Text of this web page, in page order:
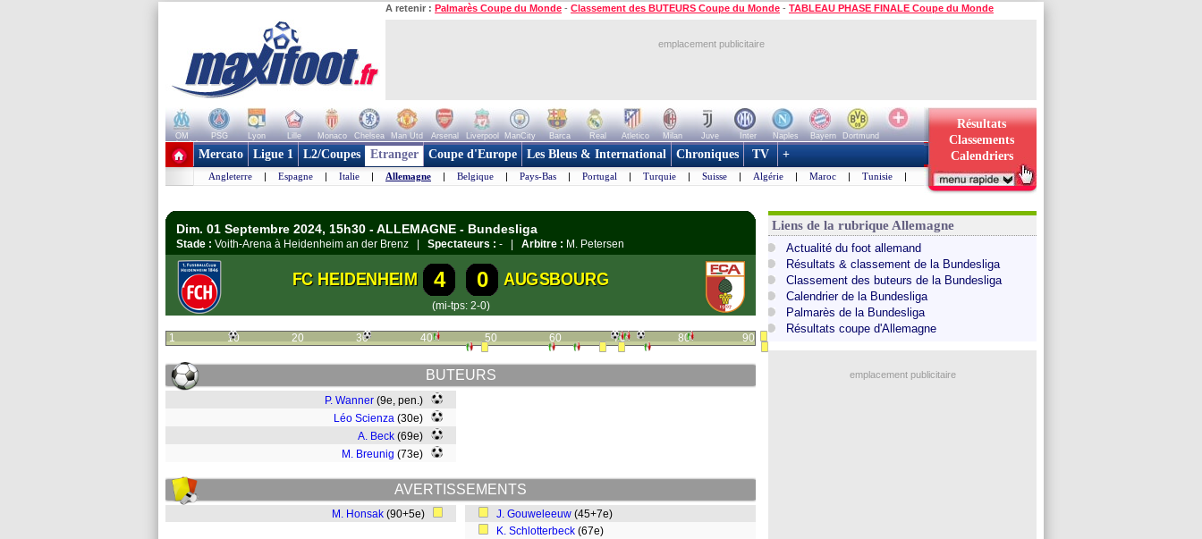
A retenir : Palmarès Coupe du Monde - Classement des BUTEURS Coupe du Monde - TABLEAU PHASE FINALE Coupe du Monde
emplacement publicitaire
OM PSG Lyon Lille Monaco Chelsea Man Utd Arsenal Liverpool ManCity Barca Real Atletico Milan Juve Inter Naples Bayern
Dortmund
+ de clubs
Résultats
Classements
Calendriers
Mercato Ligue 1 L2/Coupes Etranger Coupe d'Europe Les Bleus & International Chroniques TV +
Angleterre | Espagne | Italie | Allemagne | Belgique | Pays-Bas | Portugal | Turquie | Suisse | Algérie | Maroc | Tunisie |
Dim. 01 Septembre 2024, 15h30 - ALLEMAGNE - Bundesliga
Stade : Voith-Arena à Heidenheim an der Brenz | Spectateurs : - | Arbitre : M. Petersen
FC HEIDENHEIM 4 0 AUGSBOURG
(mi-tps: 2-0)
1 10 20 30 40 50 60 70 80 90
BUTEURS
P. Wanner (9e, pen.)
Léo Scienza (30e)
A. Beck (69e)
M. Breunig (73e)
AVERTISSEMENTS
M. Honsak (90+5e) J. Gouweleeuw (45+7e)
K. Schlotterbeck (67e)
Liens de la rubrique Allemagne
Actualité du foot allemand
Résultats & classement de la Bundesliga
Classement des buteurs de la Bundesliga
Calendrier de la Bundesliga
Palmarès de la Bundesliga
Résultats coupe d'Allemagne
emplacement publicitaire